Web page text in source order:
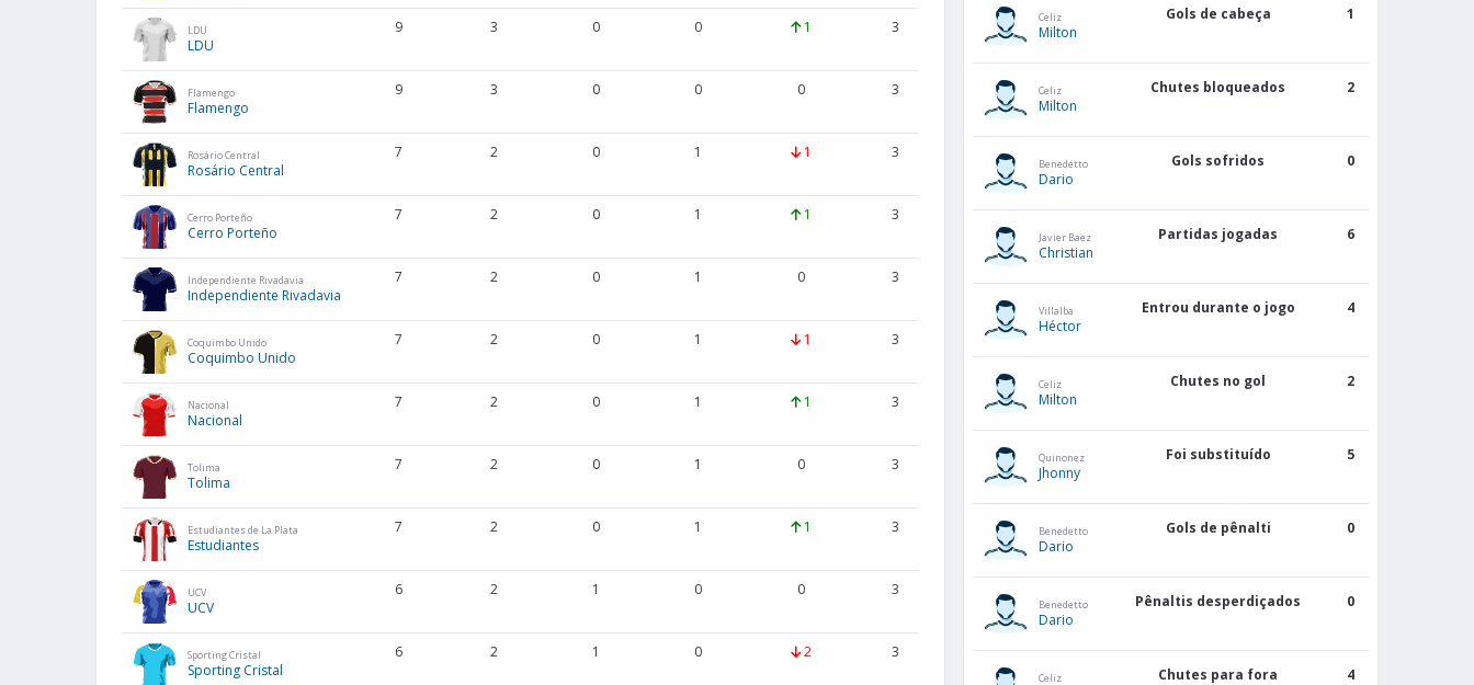
LDU
LDU
9 3 0 0 1 3 2
Flamengo
Flamengo
9 3 0 0 0 3 1 7
Rosário Central
Rosário Central
7 2 0 1 1 3
Cerro Porteño
Cerro Porteño
7 2 0 1 1 3 4 1 3
Independiente Rivadavia
Independiente Rivadavia
7 2 0 1 0 3
Coquimbo Unido
Coquimbo Unido
7 2 0 1 1 3
Nacional
Nacional
7 2 0 1 1 3 1
Tolima
Tolima
7 2 0 1 0 3 0
Estudiantes de La Plata
Estudiantes
7 2 0 1 1 3 2
UCV
UCV
6 2 1 0 0 3
Sporting Cristal
Sporting Cristal
6 2 1 0 2 3 3 2 1
Celiz
Milton
Gols de cabeça 1
Celiz
Milton
Chutes bloqueados 2
Benedetto
Dario
Gols sofridos 0
Javier Baez
Christian
Partidas jogadas 6
Villalba
Héctor
Entrou durante o jogo 4
Celiz
Milton
Chutes no gol 2
Quinonez
Jhonny
Foi substituído 5
Benedetto
Dario
Gols de pênalti 0
Benedetto
Dario
Pênaltis desperdiçados 0
Celiz Chutes para fora 4